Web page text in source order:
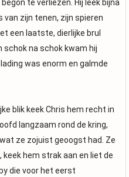
te verliezen. Hij leek bijna
zijn tenen, zijn spieren
een laatste, dierlijke brul
schok na schok kwam hij
was enorm en galmde
blik keek Chris hem recht in
langzaam rond de kring,
ze zojuist geoogst had. Ze
hem strak aan en liet de
die voor het eerst